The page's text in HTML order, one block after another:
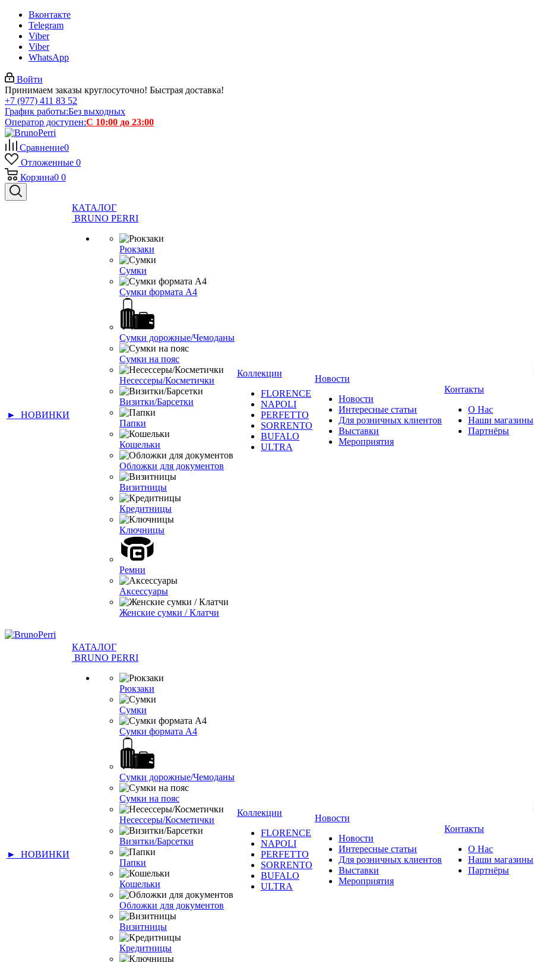
Вконтакте
Telegram
Viber
Viber
WhatsApp
Войти
Принимаем заказы круглосуточно! Быстрая доставка!
+7 (977) 411 83 52
График работы:Без выходных
Оператор доступен:С 10:00 до 23:00
Сравнение0
Отложенные 0
Корзина0 0
► НОВИНКИ
КАТАЛОГ
BRUNO PERRI
Рюкзаки
Сумки
Сумки формата А4
Сумки дорожные/Чемоданы
Сумки на пояс
Несессеры/Косметички
Визитки/Барсетки
Папки
Кошельки
Обложки для документов
Визитницы
Кредитницы
Ключницы
Ремни
Аксессуары
Женские сумки / Клатчи
Коллекции
FLORENCE
NAPOLI
PERFETTO
SORRENTO
BUFALO
ULTRA
Новости
Новости
Интересные статьи
Для розничных клиентов
Выставки
Мероприятия
Контакты
О Нас
Наши магазины
Партнёры
► НОВИНКИ
КАТАЛОГ
BRUNO PERRI
Рюкзаки
Сумки
Сумки формата А4
Сумки дорожные/Чемоданы
Сумки на пояс
Несессеры/Косметички
Визитки/Барсетки
Папки
Кошельки
Обложки для документов
Визитницы
Кредитницы
Коллекции
FLORENCE
NAPOLI
PERFETTO
SORRENTO
BUFALO
ULTRA
Новости
Новости
Интересные статьи
Для розничных клиентов
Выставки
Мероприятия
Контакты
О Нас
Наши магазины
Партнёры